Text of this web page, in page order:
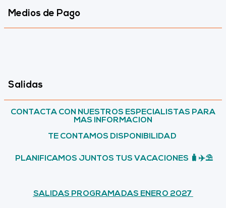
Medios de Pago
Salidas
CONTACTA CON NUESTROS ESPECIALISTAS PARA
MAS INFORMACION
TE CONTAMOS DISPONIBILIDAD
PLANIFICAMOS JUNTOS TUS VACACIONES 🧳✈️⛱️
SALIDAS PROGRAMADAS ENERO 2027